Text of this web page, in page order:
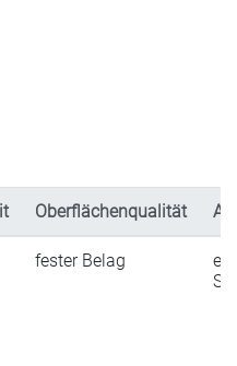
Oberflächenqualität
fester Belag